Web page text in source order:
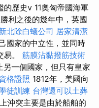
歷史v 11奧匈帝國海軍
利之後的幾年中，英國
北除白蟻公司 居家清潔
國家的中立性，並同時
。 筋膜沾黏撥筋技術
另一個國家，但只有皇家
格證照 1812年，美國向
徒訓練 台灣還可以土葬
沖突主要是由於船舶的